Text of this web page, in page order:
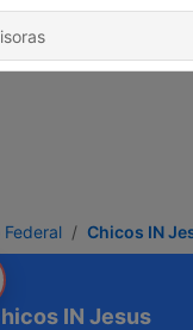
Chicos IN
IN Jesus